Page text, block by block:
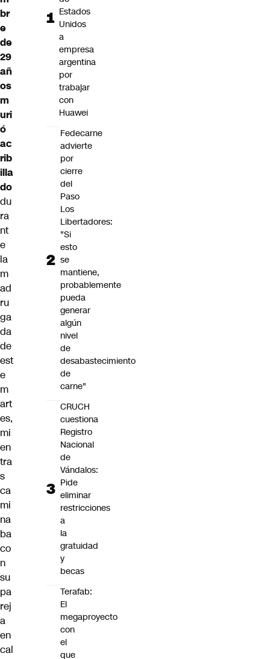
br
e
de
29
añ
os
m
uri
ó
ac
rib
illa
do
du
ra
nt
e
la
m
ad
ru
ga
da
de
est
e
m
art
es,
mi
en
tra
s
ca
mi
na
ba
co
n
su
pa
rej
a
en
cal
Estados
Unidos
a
empresa
argentina
por
trabajar
con
Huawei
Fedecarne
advierte
por
cierre
del
Paso
Los
Libertadores:
"Si
esto
se
mantiene,
probablemente
pueda
generar
algún
nivel
de
desabastecimiento
de
carne"
CRUCH
cuestiona
Registro
Nacional
de
Vándalos:
Pide
eliminar
restricciones
a
la
gratuidad
y
becas
Terafab:
El
megaproyecto
con
el
que